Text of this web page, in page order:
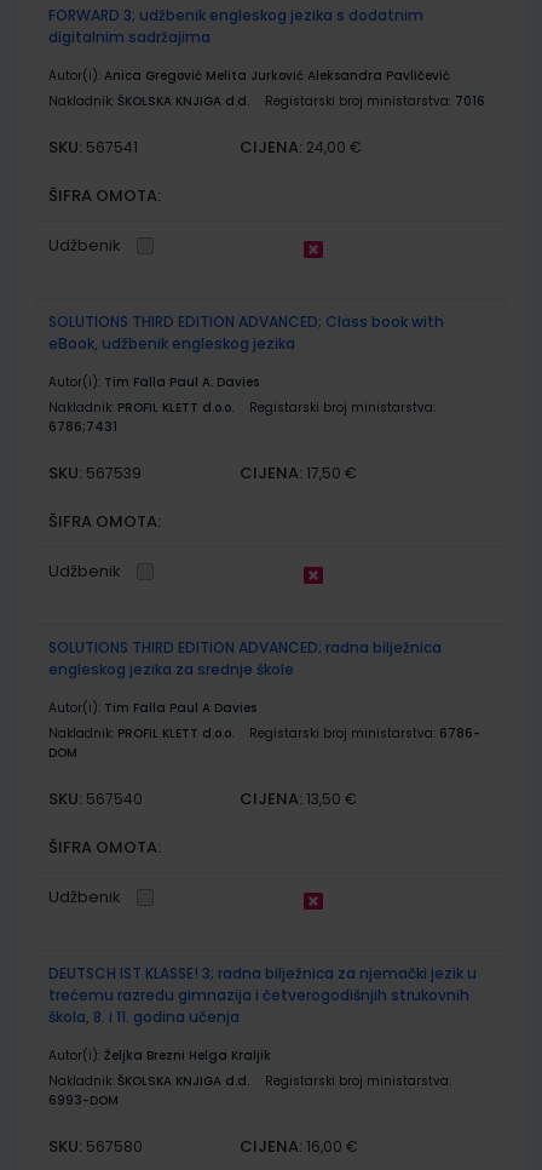
FORWARD 3; udžbenik engleskog jezika s dodatnim
digitalnim sadržajima
Autor(i): Anica Gregović Melita Jurković Aleksandra Pavličević
Nakladnik: ŠKOLSKA KNJIGA d.d. Registarski broj ministarstva: 7016
SKU: 567541 CIJENA: 24,00 €
ŠIFRA OMOTA:
Udžbenik
SOLUTIONS THIRD EDITION ADVANCED; Class book with
eBook, udžbenik engleskog jezika
Autor(i): Tim Falla Paul A. Davies
Nakladnik: PROFIL KLETT d.o.o.
Registarski broj ministarstva:
6786;7431
SKU: 567539 CIJENA: 17,50 €
ŠIFRA OMOTA:
Udžbenik
SOLUTIONS THIRD EDITION ADVANCED; radna bilježnica
engleskog jezika za srednje škole
Autor(i): Tim Falla Paul A Davies
Nakladnik: PROFIL KLETT d.o.o. Registarski broj ministarstva: 6786-
DOM
SKU: 567540 CIJENA: 13,50 €
ŠIFRA OMOTA:
Udžbenik
DEUTSCH IST KLASSE! 3; radna bilježnica za njemački jezik u
trećemu razredu gimnazija i četverogodišnjih strukovnih
škola, 8. i 11. godina učenja
Autor(i): Željka Brezni Helga Kraljik
Nakladnik: ŠKOLSKA KNJIGA d.d.
Registarski broj ministarstva:
6993-DOM
SKU: 567580 CIJENA: 16,00 €